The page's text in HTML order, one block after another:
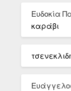
Ευδοκία
καράβι